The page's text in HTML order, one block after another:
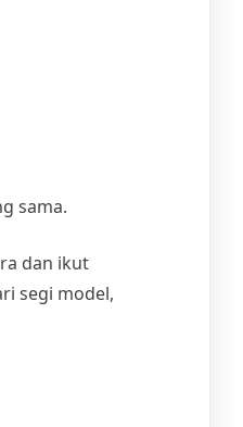
sama.
dan ikut
segi model,